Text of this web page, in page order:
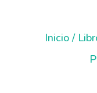
Inicio/